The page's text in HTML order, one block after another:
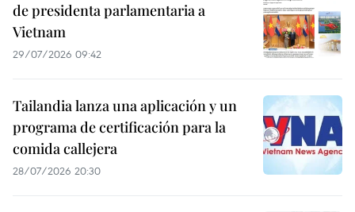
de presidenta parlamentaria a
Vietnam
29/07/2026 09:42
Tailandia lanza una aplicación y un
programa de certificación para la
comida callejera
28/07/2026 20:30